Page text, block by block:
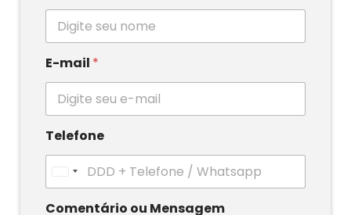
E-mail *
Telefone
n
i
Comentário ou Mensagem